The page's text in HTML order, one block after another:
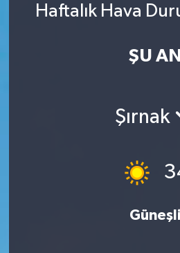
Haftalık Hava
ŞU AN
Şırnak
Güneşli
Süper Lig Puan Durumu